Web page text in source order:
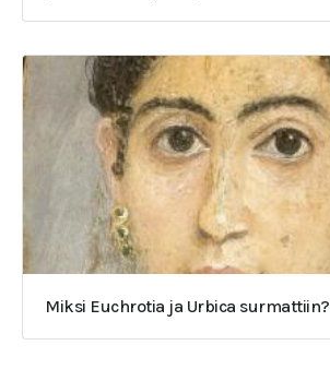
Miksi Euchrotia ja Urbica surmattiin?